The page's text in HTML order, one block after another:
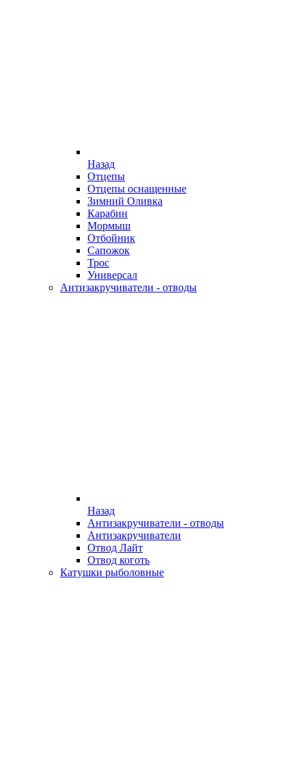
Назад
Отцепы
Отцепы оснащенные
Зимний Оливка
Карабин
Мормыш
Отбойник
Сапожок
Трос
Универсал
Антизакручиватели - отводы
Назад
Антизакручиватели - отводы
Антизакручиватели
Отвод Лайт
Отвод коготь
Катушки рыболовные